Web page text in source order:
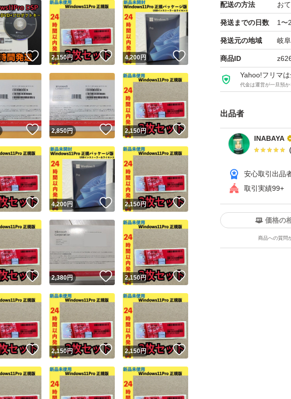
配送の方法 お
発送までの日数 1〜
発送元の地域 岐
商品ID
Yahoo!フリマ
代金は運営が一旦預
出品者
INABAYA
（
安心取引出品
取引実績99+
ユーザーの実績について
Yahoo!フリマが定めた一定の基準を満たしたユーザーにバッジを付与しています
安心取引出品者
価格の
商品への質問
この商品の情報をコピーします
いいね！
2,150円 いいね！
4,200円
いいね！
2,850円 いいね！
2,150円
いいね！
4,200円 いいね！
2,150円
いいね！
2,380円 いいね！
2,150円
いいね！
2,150円 いいね！
2,150円